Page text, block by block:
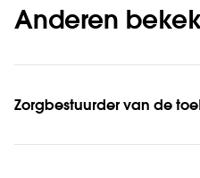
Anderen
Zorgbestuurder van de